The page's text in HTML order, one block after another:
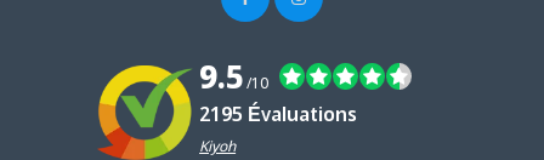
9.5/10
2195 Évaluations
Kiyoh